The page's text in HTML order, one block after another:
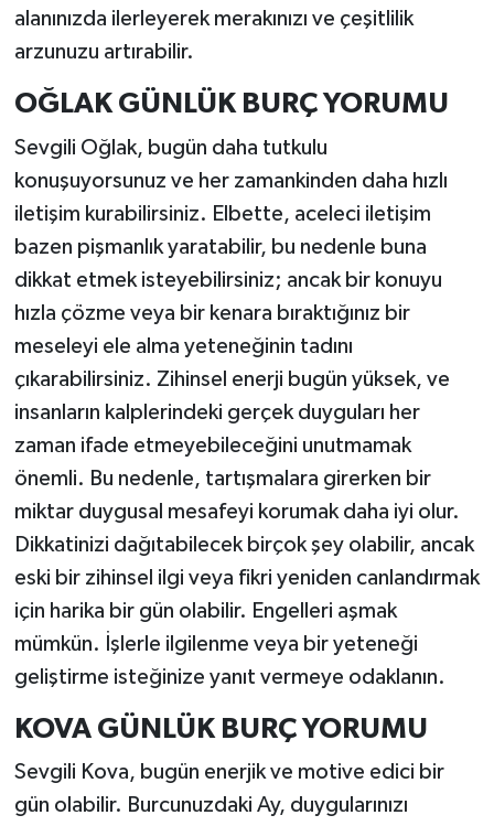
alanınızda ilerleyerek merakınızı ve çeşitlilik
arzunuzu artırabilir.
OĞLAK GÜNLÜK BURÇ YORUMU
Sevgili Oğlak, bugün daha tutkulu
konuşuyorsunuz ve her zamankinden daha hızlı
iletişim kurabilirsiniz. Elbette, aceleci iletişim
bazen pişmanlık yaratabilir, bu nedenle buna
dikkat etmek isteyebilirsiniz; ancak bir konuyu
hızla çözme veya bir kenara bıraktığınız bir
meseleyi ele alma yeteneğinin tadını
çıkarabilirsiniz. Zihinsel enerji bugün yüksek, ve
insanların kalplerindeki gerçek duyguları her
zaman ifade etmeyebileceğini unutmamak
önemli. Bu nedenle, tartışmalara girerken bir
miktar duygusal mesafeyi korumak daha iyi olur.
Dikkatinizi dağıtabilecek birçok şey olabilir, ancak
eski bir zihinsel ilgi veya fikri yeniden canlandırmak
için harika bir gün olabilir. Engelleri aşmak
mümkün. İşlerle ilgilenme veya bir yeteneği
geliştirme isteğinize yanıt vermeye odaklanın.
KOVA GÜNLÜK BURÇ YORUMU
Sevgili Kova, bugün enerjik ve motive edici bir
gün olabilir. Burcunuzdaki Ay, duygularınızı